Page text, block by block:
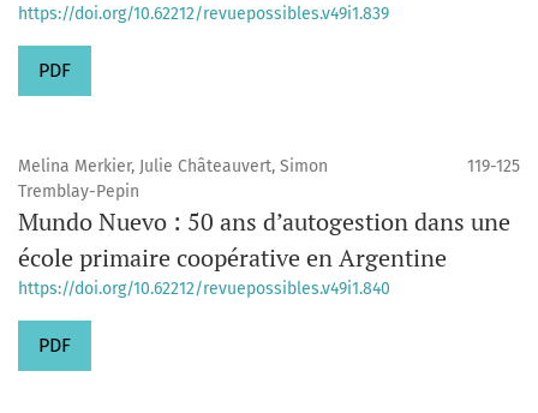
https://doi.org/10.62212/revuepossibles.v49i1.839
PDF
Melina Merkier, Julie Châteauvert, Simon
Tremblay-Pepin
119-125
Mundo Nuevo : 50 ans d’autogestion dans une
école primaire coopérative en Argentine
https://doi.org/10.62212/revuepossibles.v49i1.840
PDF